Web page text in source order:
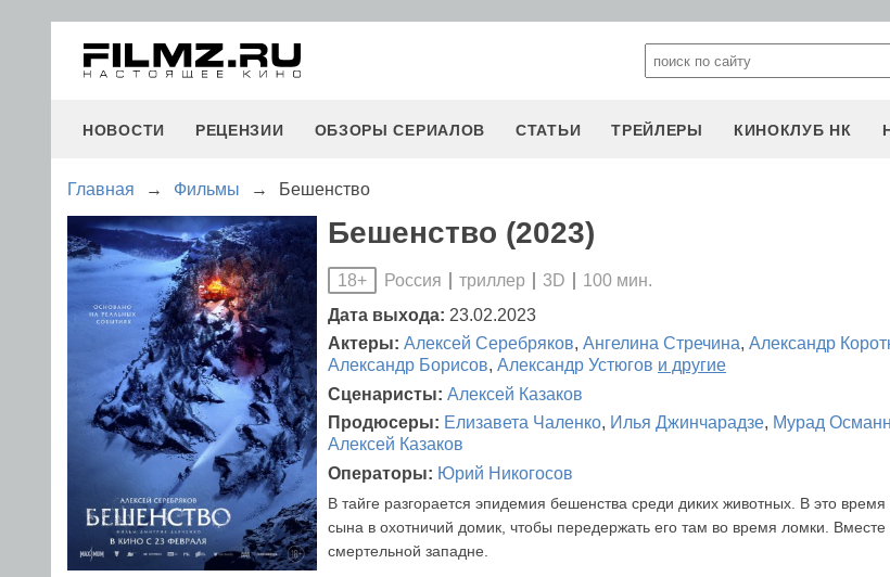
НОВОСТИ РЕЦЕНЗИИ ОБЗОРЫ СЕРИАЛОВ СТАТЬИ ТРЕЙЛЕРЫ КИНОКЛУБ НК
Главная → Фильмы → Бешенство
Бешенство (2023)
18+ Россия триллер 3D
100 мин.
Дата выхода: 23.02.2023
Актеры: Алексей Серебряков, Ангелина Стречина, Александр
Александр Борисов, Александр Устюгов и другие
Сценаристы: Алексей Казаков
Продюсеры: Елизавета Чаленко, Илья Джинчарадзе, Мурад Османн
Алексей Казаков
Операторы: Юрий Никогосов
В тайге разгорается эпидемия бешенства среди диких животных. В это время
сына в охотничий домик, чтобы передержать его там во время ломки.
смертельной западне.